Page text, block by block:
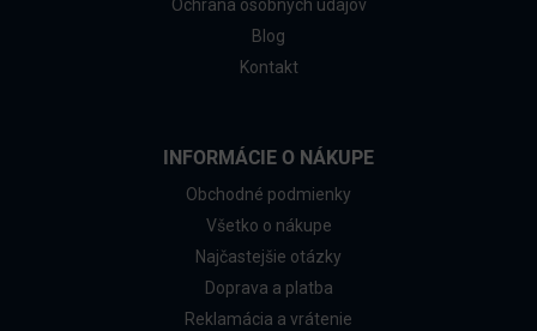
Ochrana osobných údajov
Blog
Kontakt
INFORMÁCIE O NÁKUPE
Obchodné podmienky
Všetko o nákupe
Najčastejšie otázky
Doprava a platba
Reklamácia a vrátenie